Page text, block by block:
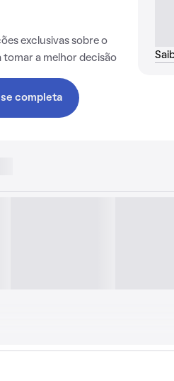
exclusivas sobre o
tomar a melhor decisão
completa